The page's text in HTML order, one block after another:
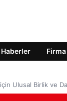
Ulusal Birlik ve